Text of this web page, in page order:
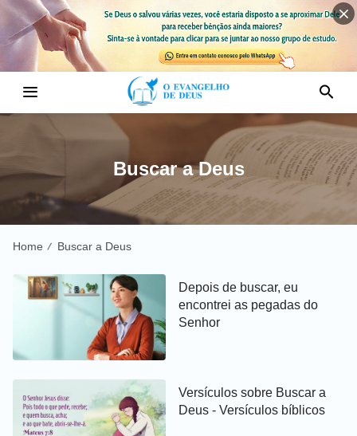
Buscar a Deus
Home / Buscar a Deus
Depois de buscar, eu
encontrei as pegadas do
Senhor
Versículos sobre Buscar a
Deus - Versículos bíblicos